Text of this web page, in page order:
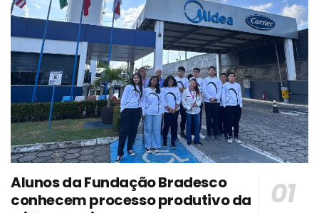
Alunos da Fundação Bradesco
conhecem processo produtivo da